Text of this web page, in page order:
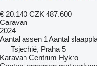
€ 20.140 CZK 487.600
Caravan
2024
Aantal assen 1 Aantal
Tsjechië, Praha 5
Karavan Centrum Hykro